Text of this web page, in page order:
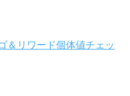
＆リワード個体値チェッ